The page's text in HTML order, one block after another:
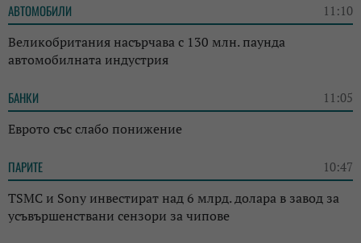
АВТОМОБИЛИ 11:10
Великобритания насърчава с 130 млн. паунда
автомобилната индустрия
БАНКИ 11:05
Еврото със слабо понижение
ПАРИТЕ 10:47
TSMC и Sony инвестират над 6 млрд. долара в завод за
усъвършенствани сензори за чипове